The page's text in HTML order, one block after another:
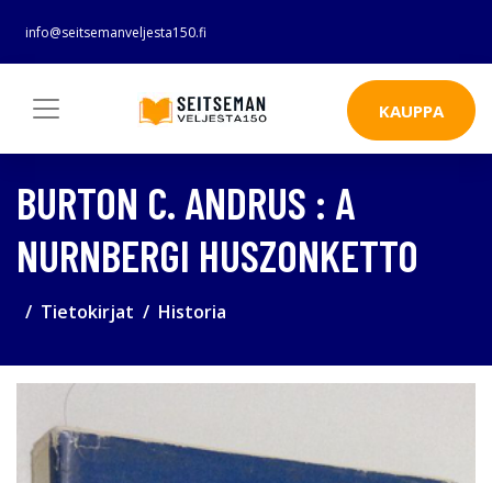
info@seitsemanveljesta150.fi
KAUPPA
BURTON C. ANDRUS : A
NURNBERGI HUSZONKETTO
Tietokirjat Historia